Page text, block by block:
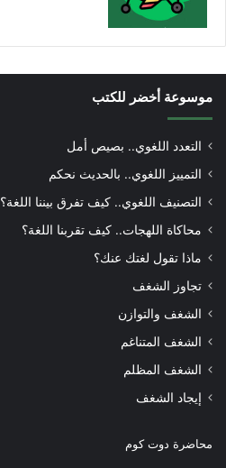
موسوعة أخضر للكتب
التعدد اللغوي.. بصيص أمل
التمييز اللغوي.. بالحديث نحكم
التصنيف اللغوي.. كيف تفرق بيننا اللغة؟
محاكاة اللهجات.. كيف تقربنا اللغة؟
ماذا تقول لغتك عنك؟
تجاوز الشغف
الشغف والتوازن
الشغف المتناغم
الشغف المظلم
إيجاد الشغف
محاضرة دوت كوم